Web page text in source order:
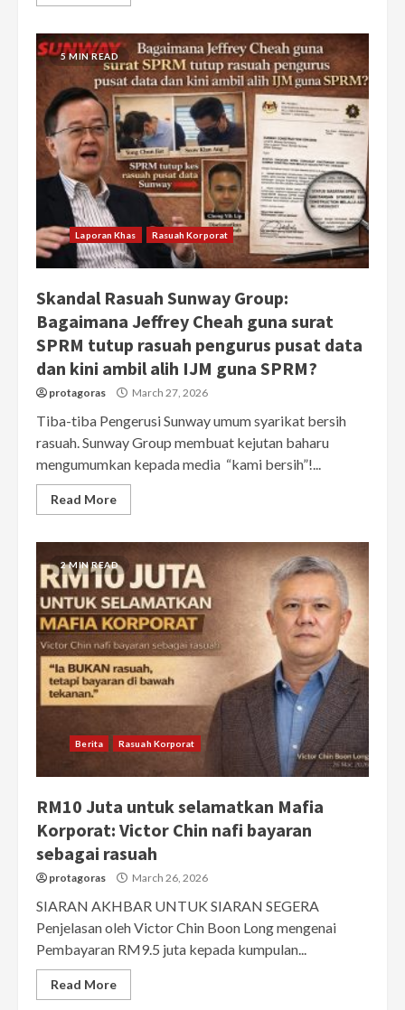
5 MIN READ
Laporan Khas Rasuah Korporat
Skandal Rasuah Sunway Group:
Bagaimana Jeffrey Cheah guna surat
SPRM tutup rasuah pengurus pusat data
dan kini ambil alih IJM guna SPRM?
protagoras March 27, 2026
Tiba-tiba Pengerusi Sunway umum syarikat bersih
rasuah. Sunway Group membuat kejutan baharu
mengumumkan kepada media “kami bersih”!...
Read More
2 MIN READ
Berita Rasuah Korporat
RM10 Juta untuk selamatkan Mafia
Korporat: Victor Chin nafi bayaran
sebagai rasuah
protagoras March 26, 2026
SIARAN AKHBAR UNTUK SIARAN SEGERA
Penjelasan oleh Victor Chin Boon Long mengenai
Pembayaran RM9.5 juta kepada kumpulan...
Read More